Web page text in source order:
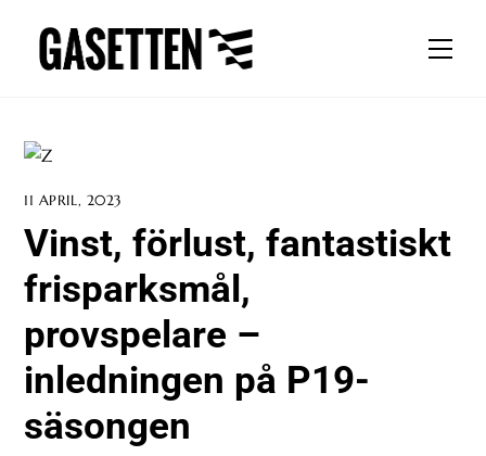
content
11 APRIL, 2023
Vinst, förlust, fantastiskt
frisparksmål,
provspelare –
inledningen på P19-
säsongen